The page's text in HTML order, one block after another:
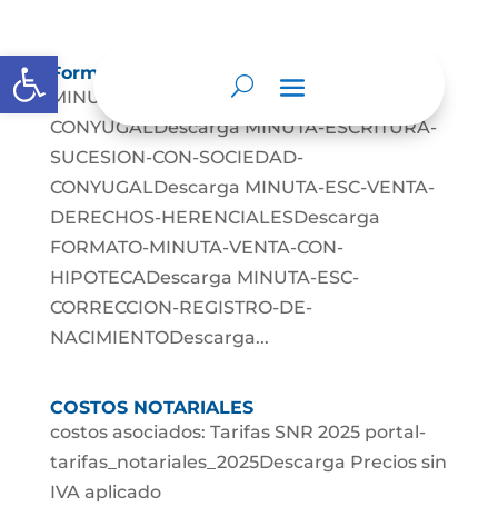
Abrir barra de herramientas
Formatos
MINUTA-LIQUIDACION-SOCIEDAD-
CONYUGALDescarga MINUTA-ESCRITURA-
SUCESION-CON-SOCIEDAD-
CONYUGALDescarga MINUTA-ESC-VENTA-
DERECHOS-HERENCIALESDescarga
FORMATO-MINUTA-VENTA-CON-
HIPOTECADescarga MINUTA-ESC-
CORRECCION-REGISTRO-DE-
NACIMIENTODescarga...
COSTOS NOTARIALES
costos asociados: Tarifas SNR 2025 portal-
tarifas_notariales_2025Descarga Precios sin
IVA aplicado